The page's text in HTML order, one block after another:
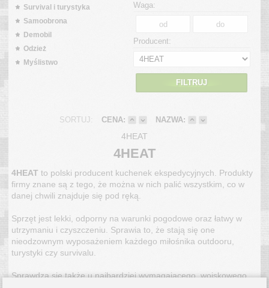
Survival i turystyka
Samoobrona
Demobil
Odzież
Myślistwo
Waga:
Producent:
FILTRUJ
SORTUJ: CENA: NAZWA:
4HEAT
4HEAT
4HEAT to polski producent kuchenek ekspedycyjnych. Produkty
firmy znane są z tego, że można w nich palić wszystkim, co w
danej chwili znajduje się pod ręką.
Sprzęt jest lekki, odporny na warunki pogodowe oraz łatwy w
utrzymaniu i czyszczeniu. Sprawia to, że stają się one
nieodzownym wyposażeniem każdego miłośnika outdooru,
turystyki czy survivalu.
Sprawdzą się także u najbardziej wymagającego, wojskowego